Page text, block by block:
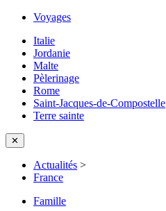
Voyages
Italie
Jordanie
Malte
Pèlerinage
Rome
Saint-Jacques-de-Compostelle
Terre sainte
✕
Actualités >
France
Famille